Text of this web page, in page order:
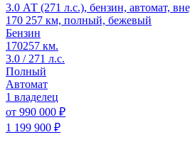
3.0 АТ (271 л.с.), бензин, автомат,
170 257 км, полный, бежевый
Бензин
170257 км.
3.0 / 271 л.с.
Полный
Автомат
1 владелец
от 990 000 ₽
1 199 900 ₽